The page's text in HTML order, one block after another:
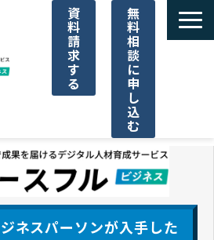
資
料
請
求
す
る
無
料
相
談
に
申
し
込
む
ネスパーソンが入手した